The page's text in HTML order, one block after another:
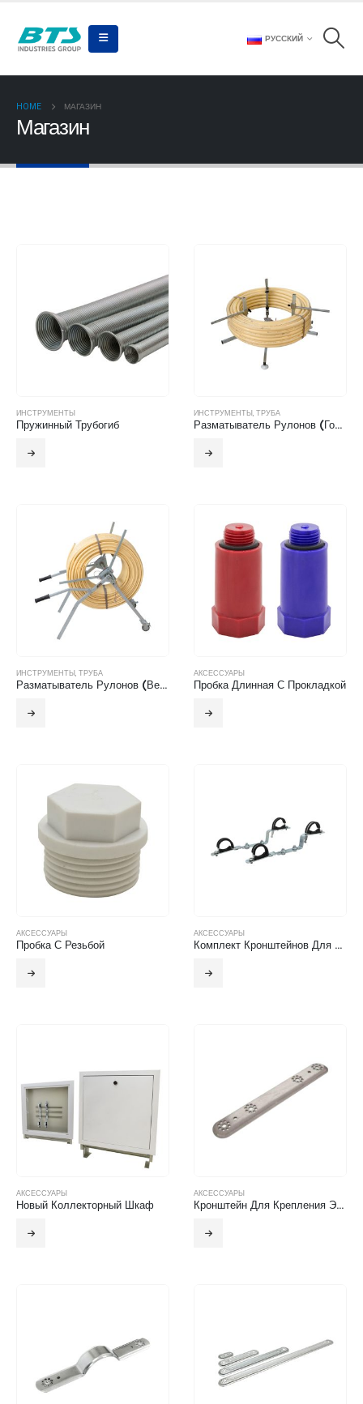
РУССКИЙ
HOME МАГАЗИН
Магазин
ИНСТРУМЕНТЫ
Пружинный Трубогиб
ИНСТРУМЕНТЫ, ТРУБА
Разматыватель Рулонов (Горизонтальный)
ИНСТРУМЕНТЫ, ТРУБА
Разматыватель Рулонов (Вертикальный)
АКСЕССУАРЫ
Пробка Длинная С Прокладкой
АКСЕССУАРЫ
Пробка С Резьбой
АКСЕССУАРЫ
Комплект Кронштейнов Для Коллектора
АКСЕССУАРЫ
Новый Коллекторный Шкаф
АКСЕССУАРЫ
Кронштейн Для Крепления Электрокотла